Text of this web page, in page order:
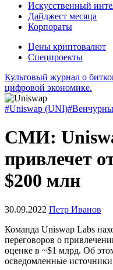
Искусственный
Дайджест месяца
Корпораты
Цены криптовалют
Спецпроекты
Культовый журнал о
цифровой экономике.
#Uniswap (UNI)
СМИ:
привлечет
$200 млн
30.09.2022 Петр Иванов
Команда Uniswap Labs
переговоров о
оценке в ~$1 млрд. Об
осведомленные